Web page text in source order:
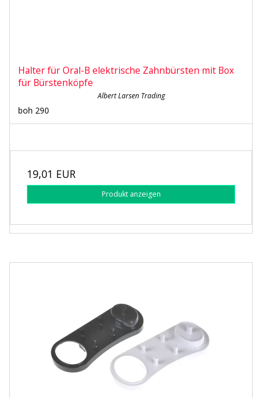
Halter für Oral-B elektrische Zahnbürsten mit Box
für Bürstenköpfe
Albert Larsen Trading
boh 290
19,01 EUR
Produkt anzeigen